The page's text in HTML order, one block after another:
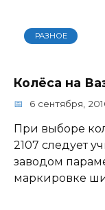
РАЗНОЕ
Колёса на
6 сентября,
При выборе
2107 следует
заводом
маркировке